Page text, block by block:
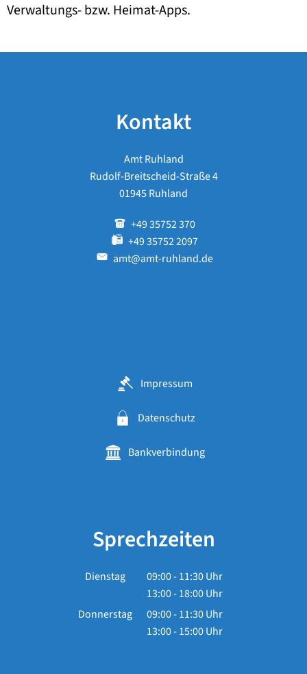
Verwaltungs- bzw. Heimat-Apps.
Kontakt
Amt Ruhland
Rudolf-Breitscheid-Straße 4
01945 Ruhland
+49 35752 370
+49 35752 2097
amt@amt-ruhland.de
Impressum
Datenschutz
Bankverbindung
Sprechzeiten
Dienstag 09:00-11:30Uhr
Von 09:00 bis 11:30 Uhr
13:00-18:00Uhr
Von 13:00 bis 18:00 Uhr
Donnerstag 09:00-11:30Uhr
Von 09:00 bis 11:30 Uhr
13:00-15:00Uhr